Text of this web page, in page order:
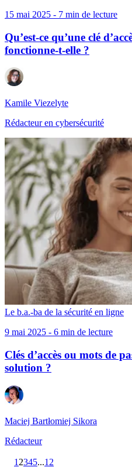
15 mai 2025 - 7 min de lecture
Qu’est-ce qu’une clé
fonctionne-t-elle ?
Kamile Viezelyte
Rédacteur en cybersécurité
Le b.a.-ba de la sécurité en ligne
9 mai 2025 - 6 min de lecture
Clés d’accès ou mots de
solution ?
Maciej Bartłomiej Sikora
Rédacteur
1 2345...12